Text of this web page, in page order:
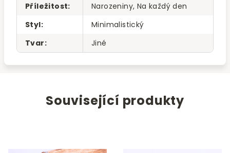
Příležitost:
Narozeniny, Na každý den
Styl:
Minimalistický
Tvar: Jiné
Související produkty